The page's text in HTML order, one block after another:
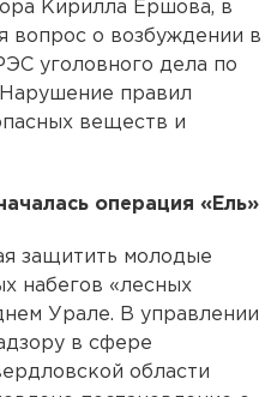
Кирилла Ершова, в
вопрос о возбуждении в
уголовного дела по
правил
веществ и
операция «Ель»
защитить молодые
набегов «лесных
Урале. В управлении
в сфере
области